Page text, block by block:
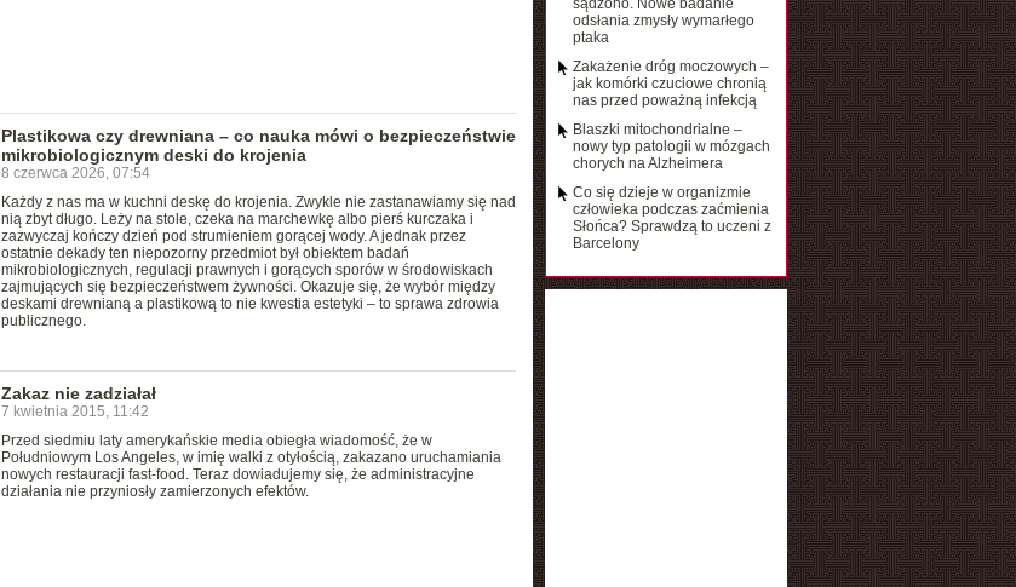
Plastikowa czy drewniana – co nauka mówi o bezpieczeństwie
mikrobiologicznym deski do krojenia
8 czerwca 2026, 07:54
Każdy z nas ma w kuchni deskę do krojenia. Zwykle nie zastanawiamy się nad
nią zbyt długo. Leży na stole, czeka na marchewkę albo pierś kurczaka i
zazwyczaj kończy dzień pod strumieniem gorącej wody. A jednak przez
ostatnie dekady ten niepozorny przedmiot był obiektem badań
mikrobiologicznych, regulacji prawnych i gorących sporów w środowiskach
zajmujących się bezpieczeństwem żywności. Okazuje się, że wybór między
deskami drewnianą a plastikową to nie kwestia estetyki – to sprawa zdrowia
publicznego.
Zakaz nie zadziałał
7 kwietnia 2015, 11:42
Przed siedmiu laty amerykańskie media obiegła wiadomość, że w
Południowym Los Angeles, w imię walki z otyłością, zakazano uruchamiania
nowych restauracji fast-food. Teraz dowiadujemy się, że administracyjne
działania nie przyniosły zamierzonych efektów.
sądzono. Nowe badanie
odsłania zmysły wymarłego
ptaka
Zakażenie dróg moczowych –
jak komórki czuciowe chronią
nas przed poważną infekcją
Blaszki mitochondrialne –
nowy typ patologii w mózgach
chorych na Alzheimera
Co się dzieje w organizmie
człowieka podczas zaćmienia
Słońca? Sprawdzą to uczeni z
Barcelony